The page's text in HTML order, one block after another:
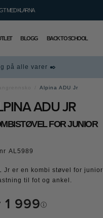
MED KLARNA
BLOGG BACK TO SCHOOL
på alle varer ✒️
Alpina ADU Jr
ADU JR
FOR JUNIOR
AL5989
Jr er en kombi støvel for
til fot og ankel.
1 999